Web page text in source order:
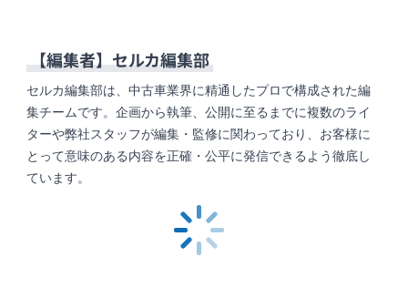
【編集者】セルカ編集部
セルカ編集部は、中古車業界に精通したプロで構成された編
集チームです。企画から執筆、公開に至るまでに複数のライ
ターや弊社スタッフが編集・監修に関わっており、お客様に
とって意味のある内容を正確・公平に発信できるよう徹底し
ています。